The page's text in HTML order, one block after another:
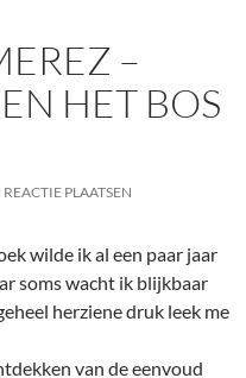
–
HET BOS
REACTIE PLAATSEN
wilde ik al een paar jaar
soms wacht ik blijkbaar
herziene druk leek me
van de eenvoud